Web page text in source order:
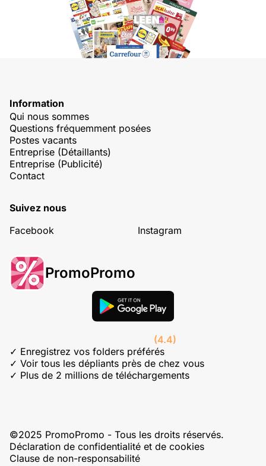
Information
Qui nous sommes
Questions fréquemment posées
Postes vacants
Entreprise (Détaillants)
Entreprise (Publicité)
Contact
Suivez nous
Facebook
Instagram
PromoPromo
(4.4)
✓ Enregistrez vos folders préférés
✓ Voir tous les dépliants près de chez vous
✓ Plus de 2 millions de téléchargements
©2025 PromoPromo - Tous les droits réservés.
Déclaration de confidentialité et de cookies
Clause de non-responsabilité